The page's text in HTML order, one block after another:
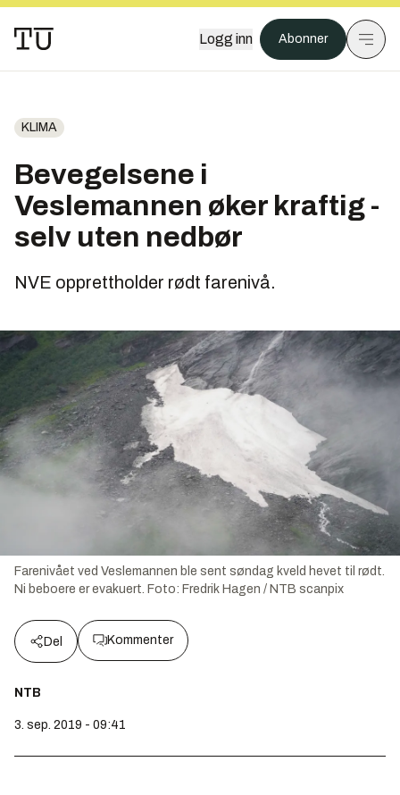
Logg inn Abonner
KLIMA
Bevegelsene i
Veslemannen øker kraftig -
selv uten nedbør
NVE opprettholder rødt farenivå.
Farenivået ved Veslemannen ble sent søndag kveld hevet til rødt.
Ni beboere er evakuert. Foto: Fredrik Hagen / NTB scanpix
Del Kommenter
NTB
3. sep. 2019 - 09:41